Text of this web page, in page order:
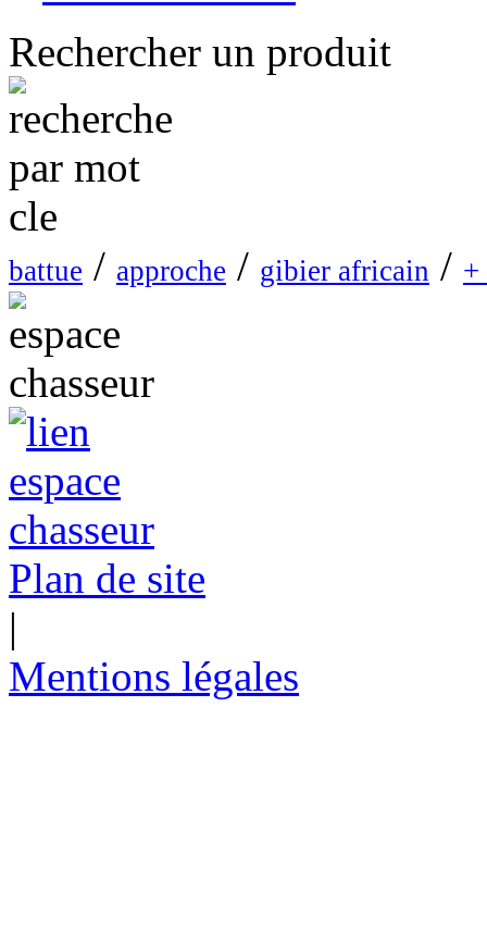
Rechercher un produit
battue / approche / gibier africain / +
Plan de site
|
Mentions légales